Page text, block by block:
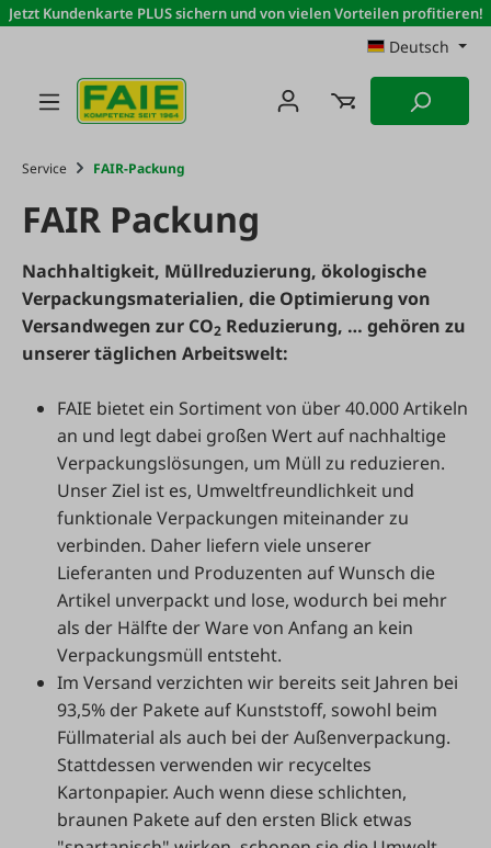
Zum Hauptinhalt springen
Jetzt Kundenkarte PLUS sichern und von vielen Vorteilen profitieren!
Deutsch
Service FAIR-Packung
FAIR Packung
Nachhaltigkeit, Müllreduzierung, ökologische
Verpackungsmaterialien, die Optimierung von
Versandwegen zur CO2 Reduzierung, … gehören zu
unserer täglichen Arbeitswelt:
FAIE bietet ein Sortiment von über 40.000 Artikeln
an und legt dabei großen Wert auf nachhaltige
Verpackungslösungen, um Müll zu reduzieren.
Unser Ziel ist es, Umweltfreundlichkeit und
funktionale Verpackungen miteinander zu
verbinden. Daher liefern viele unserer
Lieferanten und Produzenten auf Wunsch die
Artikel unverpackt und lose, wodurch bei mehr
als der Hälfte der Ware von Anfang an kein
Verpackungsmüll entsteht.
Im Versand verzichten wir bereits seit Jahren bei
93,5% der Pakete auf Kunststoff, sowohl beim
Füllmaterial als auch bei der Außenverpackung.
Stattdessen verwenden wir recyceltes
Kartonpapier. Auch wenn diese schlichten,
braunen Pakete auf den ersten Blick etwas